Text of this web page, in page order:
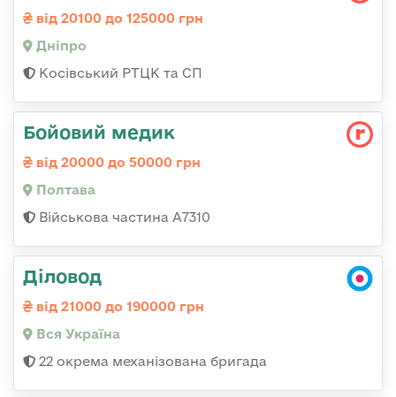
від 20100 до 125000 грн
Дніпро
Косівський РТЦК та СП
Бойовий медик
від 20000 до 50000 грн
Полтава
Військова частина А7310
Діловод
від 21000 до 190000 грн
Вся Україна
22 окрема механізована бригада